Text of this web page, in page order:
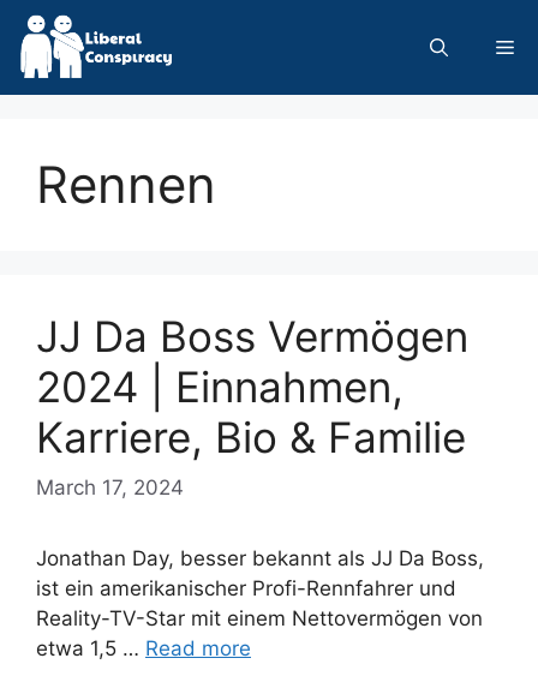
Skip
content
Rennen
JJ Da Boss Vermögen
2024 | Einnahmen,
Karriere, Bio & Familie
March 17, 2024
Jonathan Day, besser bekannt als JJ Da Boss,
ist ein amerikanischer Profi-Rennfahrer und
Reality-TV-Star mit einem Nettovermögen von
etwa 1,5 … Read more